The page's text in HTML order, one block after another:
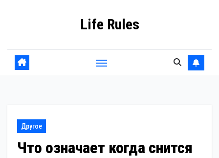
Life Rules
Другое
Что означает когда снится